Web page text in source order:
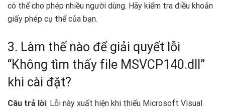
có thể cho phép nhiều người dùng. Hãy kiểm tra điều khoản
giấy phép cụ thể của bạn.
3. Làm thế nào để giải quyết lỗi
“Không tìm thấy file MSVCP140.dll”
khi cài đặt?
Câu trả lời: Lỗi này xuất hiện khi thiếu Microsoft Visual